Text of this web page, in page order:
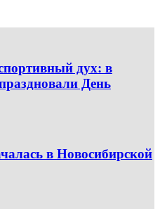
дух: в
День
в Новосибирской